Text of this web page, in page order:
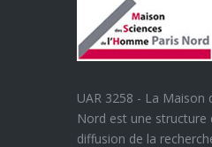
UAR 3258 - La Maison
Nord est une
diffusion de la